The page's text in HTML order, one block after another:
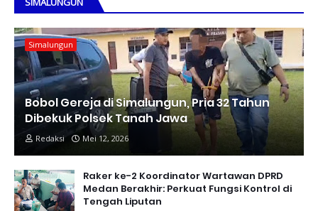
Simalungun
Bobol Gereja di Simalungun, Pria 32 Tahun
Dibekuk Polsek Tanah Jawa
Redaksi Mei 12, 2026
Raker ke-2 Koordinator Wartawan DPRD
Medan Berakhir: Perkuat Fungsi Kontrol di
Tengah Liputan